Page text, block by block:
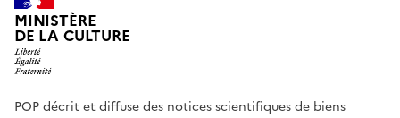
MINISTÈRE
DE LA CULTURE
POP décrit et diffuse des notices scientifiques de biens